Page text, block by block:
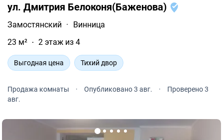
ул. Дмитрия Белоконя(Баженова)
Замостянский ·
Винница
23 м²
2 этаж из 4
Выгодная цена Тихий двор
Продажа комнаты · Опубликовано 3 авг. ·
Проверено 3
авг.